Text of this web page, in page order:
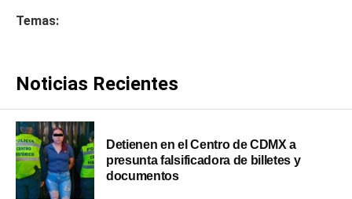
Temas:
Noticias Recientes
Detienen en el Centro de CDMX a
presunta falsificadora de billetes y
documentos